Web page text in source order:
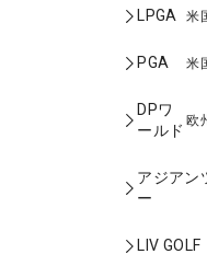
LPGA 米
PGA 米
DPワ
ールド
欧
アジアン
ー
LIV GOLF